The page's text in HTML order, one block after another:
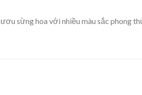
sừng hoa với nhiều màu sắc phong